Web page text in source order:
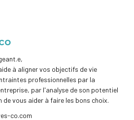
à aligner vos objectifs de vie
professionnelles par la
par l'analyse de son potentiel
de vous aider à faire les bons choix.
co.com